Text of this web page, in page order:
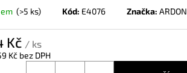
(>5 ks) Kód: E4076 Značka: ARDON
Kč / ks
Kč bez DPH